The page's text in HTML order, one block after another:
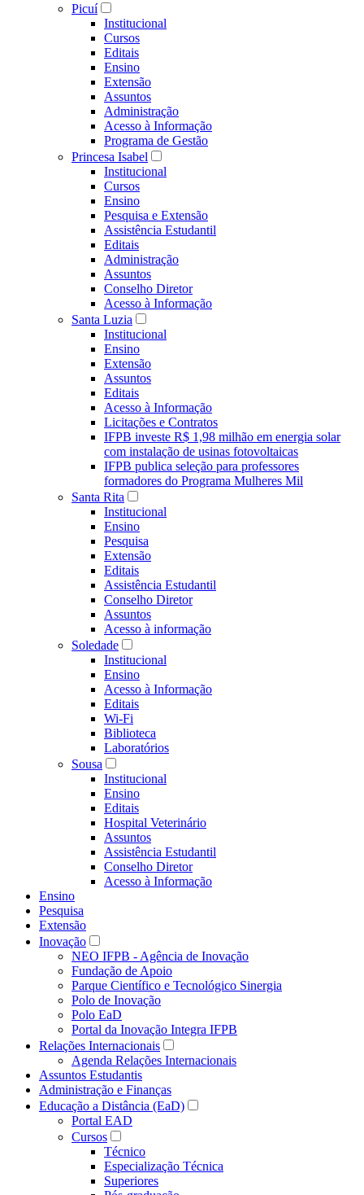
Picuí
Institucional
Cursos
Editais
Ensino
Extensão
Assuntos
Administração
Acesso à Informação
Programa de Gestão
Princesa Isabel
Institucional
Cursos
Ensino
Pesquisa e Extensão
Assistência Estudantil
Editais
Administração
Assuntos
Conselho Diretor
Acesso à Informação
Santa Luzia
Institucional
Ensino
Extensão
Assuntos
Editais
Acesso à Informação
Licitações e Contratos
IFPB investe R$ 1,98 milhão em energia solar
com instalação de usinas fotovoltaicas
IFPB publica seleção para professores
formadores do Programa Mulheres Mil
Santa Rita
Institucional
Ensino
Pesquisa
Extensão
Editais
Assistência Estudantil
Conselho Diretor
Assuntos
Acesso à informação
Soledade
Institucional
Ensino
Acesso à Informação
Editais
Wi-Fi
Biblioteca
Laboratórios
Sousa
Institucional
Ensino
Editais
Hospital Veterinário
Assuntos
Assistência Estudantil
Conselho Diretor
Acesso à Informação
Ensino
Pesquisa
Extensão
Inovação
NEO IFPB - Agência de Inovação
Fundação de Apoio
Parque Científico e Tecnológico Sinergia
Polo de Inovação
Polo EaD
Portal da Inovação Integra IFPB
Relações Internacionais
Agenda Relações Internacionais
Assuntos Estudantis
Administração e Finanças
Educação a Distância (EaD)
Portal EAD
Cursos
Técnico
Especialização Técnica
Superiores